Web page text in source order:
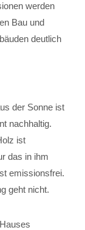
werden
Bau und
deutlich
der Sonne ist
nachhaltig.
ist
das in ihm
emissionsfrei.
geht nicht.